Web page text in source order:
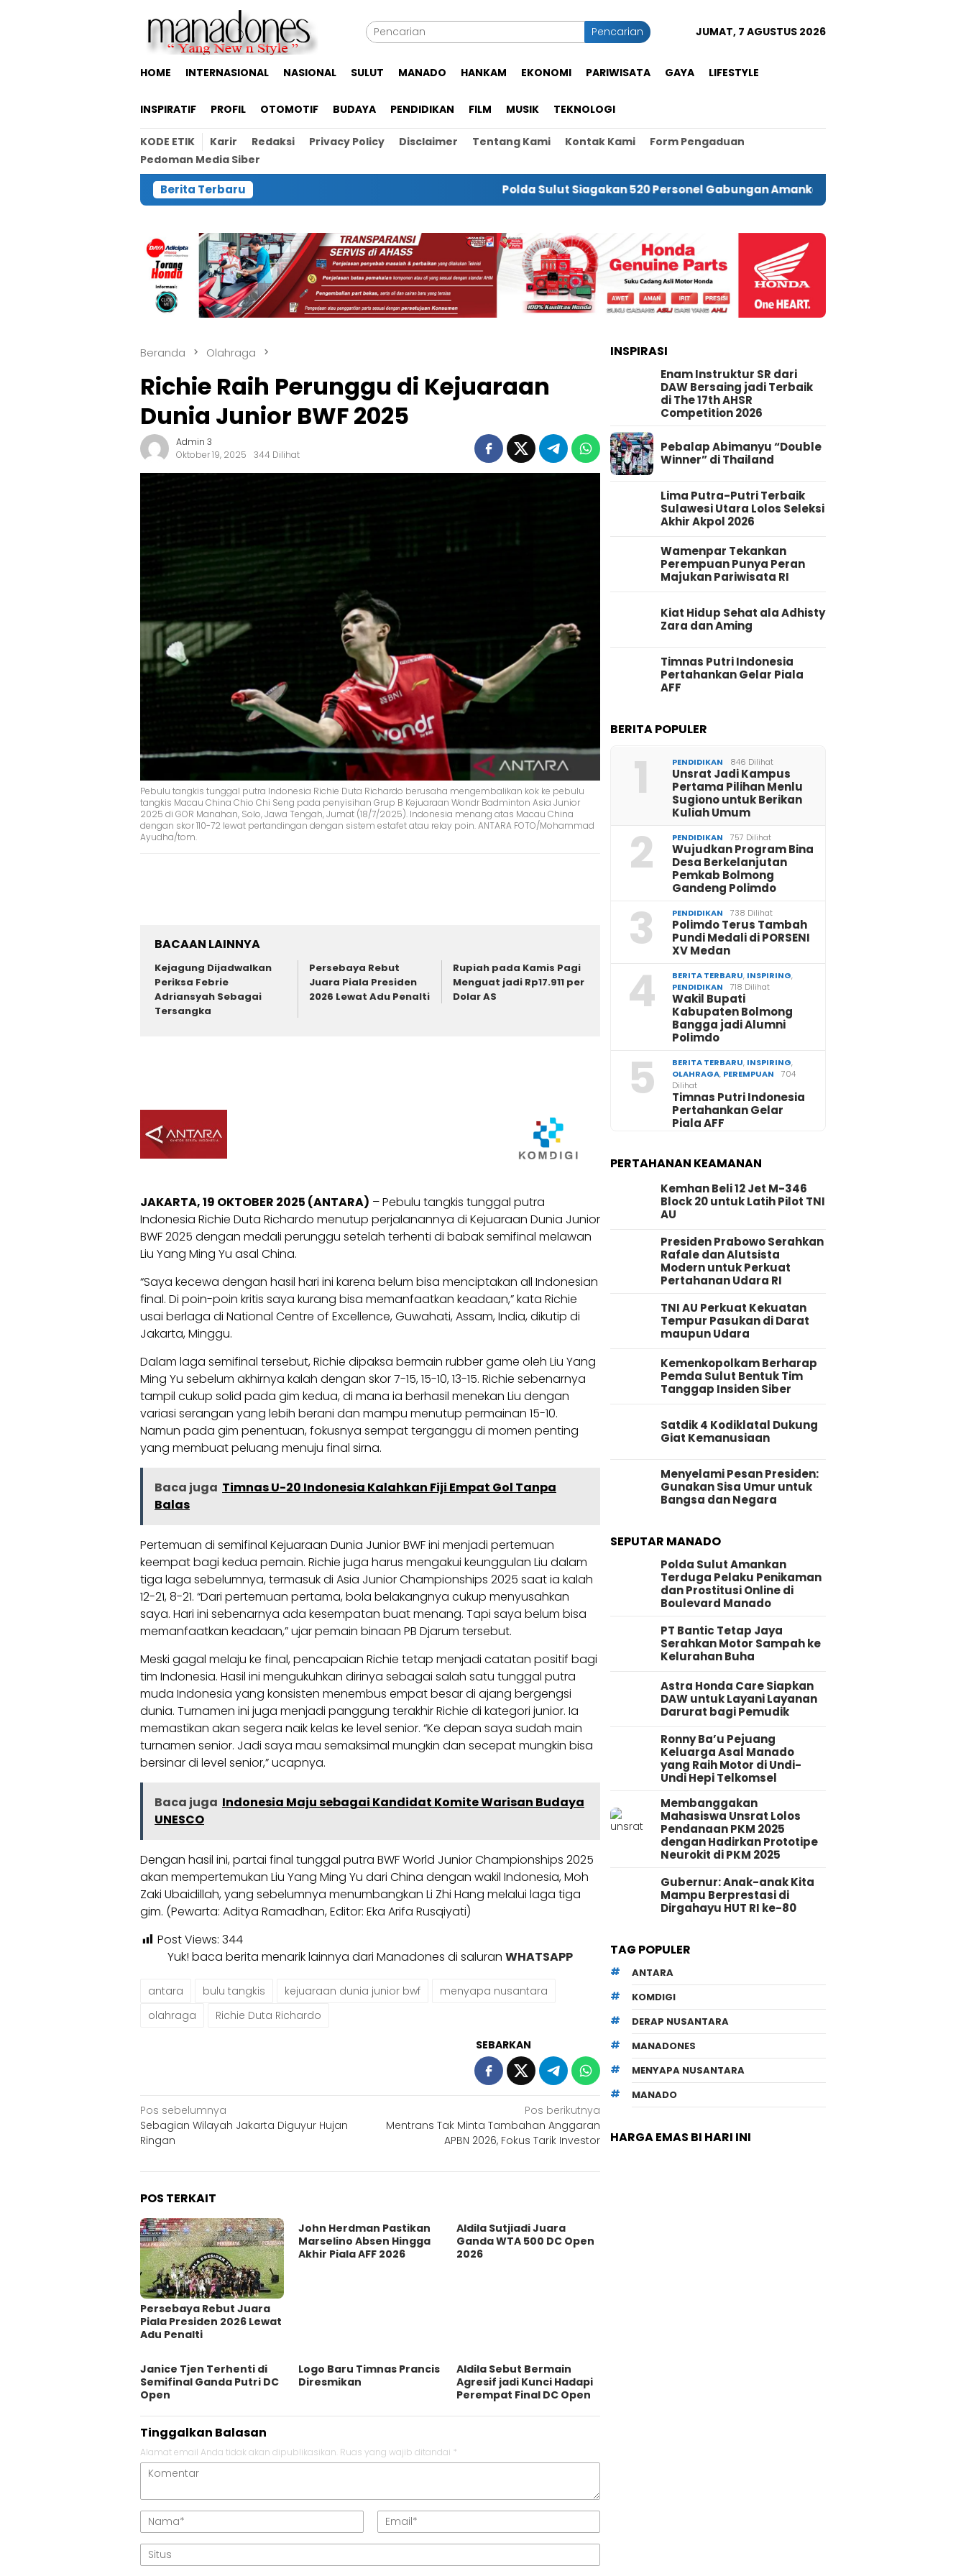
Pencarian JUMAT, 7 AGUSTUS 2026
HOME INTERNASIONAL NASIONAL SULUT MANADO HANKAM EKONOMI PARIWISATA GAYA LIFESTYLE
INSPIRATIF PROFIL OTOMOTIF BUDAYA PENDIDIKAN FILM MUSIK TEKNOLOGI
KODE ETIK Karir Redaksi Privacy Policy Disclaimer Tentang Kami Kontak Kami
Form Pengaduan
Pedoman Media Siber
Berita Terbaru Polda Sulut Siagakan 520 Personel Gabungan Amankan TIFF 2026
Beranda Olahraga
Richie Raih Perunggu di Kejuaraan
Dunia Junior BWF 2025
Admin 3
Oktober 19, 2025
344 Dilihat
Pebulu tangkis tunggal putra Indonesia Richie Duta Richardo berusaha mengembalikan kok ke pebulu
tangkis Macau China Chio Chi Seng pada penyisihan Grup B Kejuaraan Wondr Badminton Asia Junior
2025 di GOR Manahan, Solo, Jawa Tengah, Jumat (18/7/2025). Indonesia menang atas Macau China
dengan skor 110-72 lewat pertandingan dengan sistem estafet atau relay poin. ANTARA FOTO/Mohammad
Ayudha/tom.
BACAAN LAINNYA
Kejagung Dijadwalkan
Periksa Febrie
Adriansyah Sebagai
Tersangka
Persebaya Rebut
Juara Piala Presiden
2026 Lewat Adu Penalti
Rupiah pada Kamis Pagi
Menguat jadi Rp17.911 per
Dolar AS
JAKARTA, 19 OKTOBER 2025 (ANTARA) – Pebulu tangkis tunggal putra
Indonesia Richie Duta Richardo menutup perjalanannya di Kejuaraan Dunia Junior
BWF 2025 dengan medali perunggu setelah terhenti di babak semifinal melawan
Liu Yang Ming Yu asal China.
“Saya kecewa dengan hasil hari ini karena belum bisa menciptakan all Indonesian
final. Di poin-poin kritis saya kurang bisa memanfaatkan keadaan,” kata Richie
usai berlaga di National Centre of Excellence, Guwahati, Assam, India, dikutip di
Jakarta, Minggu.
Dalam laga semifinal tersebut, Richie dipaksa bermain rubber game oleh Liu Yang
Ming Yu sebelum akhirnya kalah dengan skor 7-15, 15-10, 13-15. Richie sebenarnya
tampil cukup solid pada gim kedua, di mana ia berhasil menekan Liu dengan
variasi serangan yang lebih berani dan mampu menutup permainan 15-10.
Namun pada gim penentuan, fokusnya sempat terganggu di momen penting
yang membuat peluang menuju final sirna.
Baca juga Timnas U-20 Indonesia Kalahkan Fiji Empat Gol Tanpa
Balas
Pertemuan di semifinal Kejuaraan Dunia Junior BWF ini menjadi pertemuan
keempat bagi kedua pemain. Richie juga harus mengakui keunggulan Liu dalam
tiga laga sebelumnya, termasuk di Asia Junior Championships 2025 saat ia kalah
12-21, 8-21. “Dari pertemuan pertama, bola belakangnya cukup menyusahkan
saya. Hari ini sebenarnya ada kesempatan buat menang. Tapi saya belum bisa
memanfaatkan keadaan,” ujar pemain binaan PB Djarum tersebut.
Meski gagal melaju ke final, pencapaian Richie tetap menjadi catatan positif bagi
tim Indonesia. Hasil ini mengukuhkan dirinya sebagai salah satu tunggal putra
muda Indonesia yang konsisten menembus empat besar di ajang bergengsi
dunia. Turnamen ini juga menjadi panggung terakhir Richie di kategori junior. Ia
memastikan akan segera naik kelas ke level senior. “Ke depan saya sudah main
turnamen senior. Jadi saya mau semaksimal mungkin dan secepat mungkin bisa
bersinar di level senior,” ucapnya.
Baca juga Indonesia Maju sebagai Kandidat Komite Warisan Budaya
UNESCO
Dengan hasil ini, partai final tunggal putra BWF World Junior Championships 2025
akan mempertemukan Liu Yang Ming Yu dari China dengan wakil Indonesia, Moh
Zaki Ubaidillah, yang sebelumnya menumbangkan Li Zhi Hang melalui laga tiga
gim. (Pewarta: Aditya Ramadhan, Editor: Eka Arifa Rusqiyati)
Post Views: 344
Yuk! baca berita menarik lainnya dari Manadones di saluranWHATSAPP
antara bulu tangkis kejuaraan dunia junior bwf
menyapa nusantara
olahraga
Richie Duta Richardo
SEBARKAN
Navigasi
pos
Pos sebelumnya
Sebagian Wilayah Jakarta Diguyur Hujan
Ringan
Pos berikutnya
Mentrans Tak Minta Tambahan Anggaran
APBN 2026, Fokus Tarik Investor
POS TERKAIT
Persebaya Rebut Juara
Piala Presiden 2026 Lewat
Adu Penalti
John Herdman Pastikan
Marselino Absen Hingga
Akhir Piala AFF 2026
Aldila Sutjiadi Juara
Ganda WTA 500 DC Open
2026
Janice Tjen Terhenti di
Semifinal Ganda Putri DC
Open
Logo Baru Timnas Prancis
Diresmikan
Aldila Sebut Bermain
Agresif jadi Kunci Hadapi
Perempat Final DC Open
Tinggalkan Balasan
Alamat email Anda tidak akan dipublikasikan. Ruas yang wajib ditandai *
INSPIRASI
Enam Instruktur SR dari
DAW Bersaing jadi Terbaik
di The 17th AHSR
Competition 2026
Pebalap Abimanyu “Double
Winner” di Thailand
Lima Putra-Putri Terbaik
Sulawesi Utara Lolos Seleksi
Akhir Akpol 2026
Wamenpar Tekankan
Perempuan Punya Peran
Majukan Pariwisata RI
Kiat Hidup Sehat ala Adhisty
Zara dan Aming
Timnas Putri Indonesia
Pertahankan Gelar Piala
AFF
BERITA POPULER
1 PENDIDIKAN 846 Dilihat
Unsrat Jadi Kampus
Pertama Pilihan Menlu
Sugiono untuk Berikan
Kuliah Umum
2 PENDIDIKAN 757 Dilihat
Wujudkan Program Bina
Desa Berkelanjutan
Pemkab Bolmong
Gandeng Polimdo
3 PENDIDIKAN 738 Dilihat
Polimdo Terus Tambah
Pundi Medali di PORSENI
XV Medan
4 BERITA TERBARU, INSPIRING,
PENDIDIKAN
718 Dilihat
Wakil Bupati
Kabupaten Bolmong
Bangga jadi Alumni
Polimdo
5 BERITA TERBARU, INSPIRING,
OLAHRAGA, PEREMPUAN
704
Dilihat
Timnas Putri Indonesia
Pertahankan Gelar
Piala AFF
PERTAHANAN KEAMANAN
Kemhan Beli 12 Jet M-346
Block 20 untuk Latih Pilot TNI
AU
Presiden Prabowo Serahkan
Rafale dan Alutsista
Modern untuk Perkuat
Pertahanan Udara RI
TNI AU Perkuat Kekuatan
Tempur Pasukan di Darat
maupun Udara
Kemenkopolkam Berharap
Pemda Sulut Bentuk Tim
Tanggap Insiden Siber
Satdik 4 Kodiklatal Dukung
Giat Kemanusiaan
Menyelami Pesan Presiden:
Gunakan Sisa Umur untuk
Bangsa dan Negara
SEPUTAR MANADO
Polda Sulut Amankan
Terduga Pelaku Penikaman
dan Prostitusi Online di
Boulevard Manado
PT Bantic Tetap Jaya
Serahkan Motor Sampah ke
Kelurahan Buha
Astra Honda Care Siapkan
DAW untuk Layani Layanan
Darurat bagi Pemudik
Ronny Ba’u Pejuang
Keluarga Asal Manado
yang Raih Motor di Undi-
Undi Hepi Telkomsel
Membanggakan
Mahasiswa Unsrat Lolos
Pendanaan PKM 2025
dengan Hadirkan Prototipe
Neurokit di PKM 2025
Gubernur: Anak-anak Kita
Mampu Berprestasi di
Dirgahayu HUT RI ke-80
TAG POPULER
ANTARA
KOMDIGI
DERAP NUSANTARA
MANADONES
MENYAPA NUSANTARA
MANADO
HARGA EMAS BI HARI INI